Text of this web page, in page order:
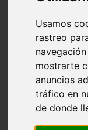
Usamos
rastreo
mostrarte
anuncios
tráfico en
de donde
GRUPO: